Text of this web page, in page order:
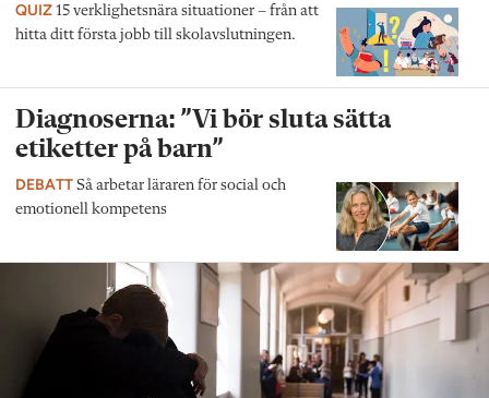
QUIZ 15 verklighetsnära situationer – från att
hitta ditt första jobb till skolavslutningen.
Diagnoserna: ”Vi bör sluta sätta
etiketter på barn”
DEBATT Så arbetar läraren för social och
emotionell kompetens